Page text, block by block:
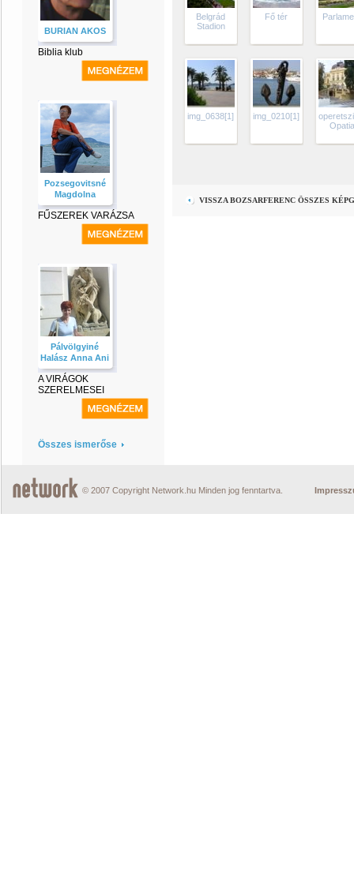
BURIAN AKOS
Biblia klub
Pozsegovitsné
Magdolna
FŰSZEREK VARÁZSA
Pálvölgyiné
Halász Anna Ani
A VIRÁGOK
SZERELMESEI
Összes ismerőse
Belgrád
Stadion
Fő tér
img_0638[1] img_0210[1]
Opatia
VISSZA BOZSARFERENC ÖSSZES
© 2007 Copyright Network.hu Minden jog fenntartva.